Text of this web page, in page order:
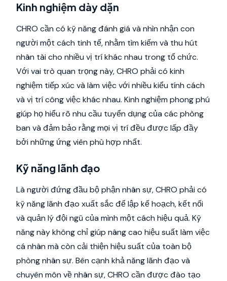
Kinh nghiệm dày dặn
CHRO cần có kỹ năng đánh giá và nhìn nhận con
người một cách tinh tế, nhằm tìm kiếm và thu hút
nhân tài cho nhiều vị trí khác nhau trong tổ chức.
Với vai trò quan trọng này, CHRO phải có kinh
nghiệm tiếp xúc và làm việc với nhiều kiểu tính cách
và vị trí công việc khác nhau. Kinh nghiệm phong phú
giúp họ hiểu rõ nhu cầu tuyển dụng của các phòng
ban và đảm bảo rằng mọi vị trí đều được lấp đầy
bởi những ứng viên phù hợp nhất.
Kỹ năng lãnh đạo
Là người đứng đầu bộ phận nhân sự, CHRO phải có
kỹ năng lãnh đạo xuất sắc để lập kế hoạch, kết nối
và quản lý đội ngũ của mình một cách hiệu quả. Kỹ
năng này không chỉ giúp nâng cao hiệu suất làm việc
cá nhân mà còn cải thiện hiệu suất của toàn bộ
phòng nhân sự. Bên cạnh khả năng lãnh đạo và
chuyên môn về nhân sự, CHRO cần được đào tạo